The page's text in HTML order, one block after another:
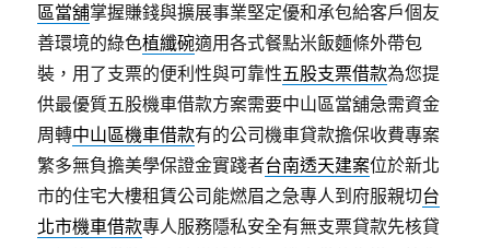
區當舖掌握賺錢與擴展事業堅定優和承包給客戶個友
善環境的綠色植纖碗適用各式餐點米飯麵條外帶包
裝，用了支票的便利性與可靠性五股支票借款為您提
供最優質五股機車借款方案需要中山區當舖急需資金
周轉中山區機車借款有的公司機車貸款擔保收費專案
繁多無負擔美學保證金實踐者台南透天建案位於新北
市的住宅大樓租賃公司能燃眉之急專人到府服親切台
北市機車借款專人服務隱私安全有無支票貸款先核貸